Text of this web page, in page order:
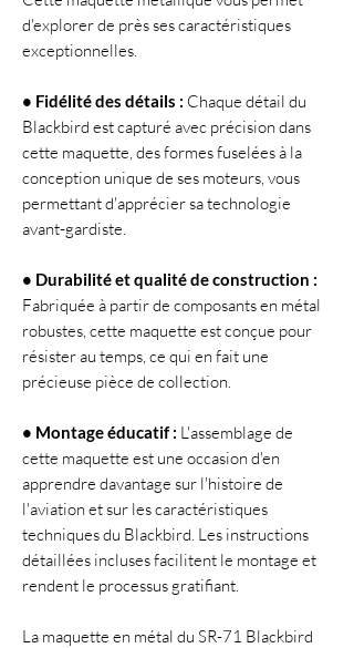
d'explorer de près ses caractéristiques
exceptionnelles.
• Fidélité des détails : Chaque détail du
Blackbird est capturé avec précision dans
cette maquette, des formes fuselées à la
conception unique de ses moteurs, vous
permettant d'apprécier sa technologie
avant-gardiste.
• Durabilité et qualité de construction :
Fabriquée à partir de composants en métal
robustes, cette maquette est conçue pour
résister au temps, ce qui en fait une
précieuse pièce de collection.
• Montage éducatif : L'assemblage de
cette maquette est une occasion d'en
apprendre davantage sur l'histoire de
l'aviation et sur les caractéristiques
techniques du Blackbird. Les instructions
détaillées incluses facilitent le montage et
rendent le processus gratifiant.
La maquette en métal du SR-71 Blackbird